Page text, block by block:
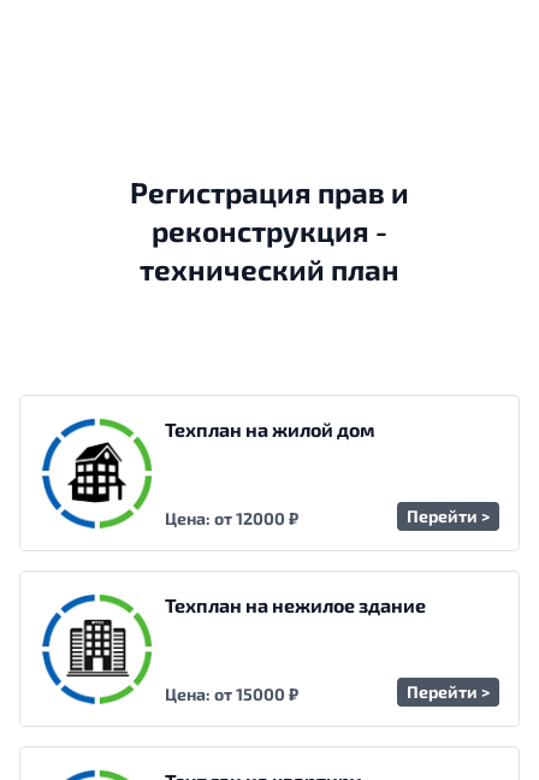
Регистрация прав и
реконструкция -
технический план
Техплан на жилой дом
Цена: от 12000 ₽ Перейти >
Техплан на нежилое здание
Цена: от 15000 ₽ Перейти >